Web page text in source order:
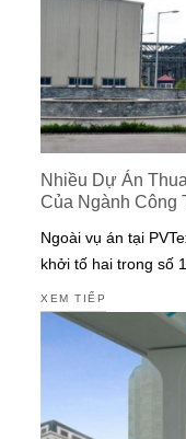
Nhiều Dự Án
Của Ngành Công
Ngoài vụ án tại
khởi tố hai trong số
XEM TIẾP